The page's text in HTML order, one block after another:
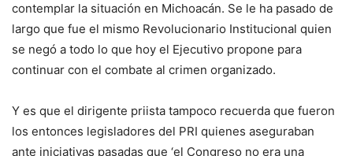
contemplar la situación en Michoacán. Se le ha pasado de
largo que fue el mismo Revolucionario Institucional quien
se negó a todo lo que hoy el Ejecutivo propone para
continuar con el combate al crimen organizado.
Y es que el dirigente priista tampoco recuerda que fueron
los entonces legisladores del PRI quienes aseguraban
ante iniciativas pasadas que ‘el Congreso no era una